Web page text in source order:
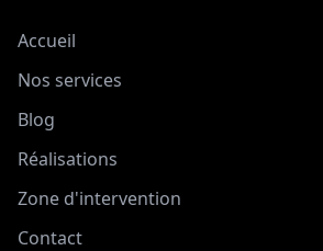
Accueil
Nos services
Blog
Réalisations
Zone d'intervention
Contact